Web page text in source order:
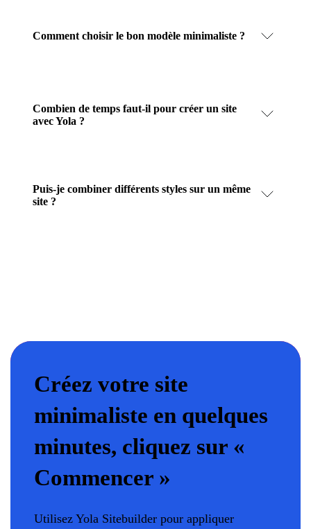
Comment choisir le bon modèle minimaliste ?
Combien de temps faut-il pour créer un site
avec Yola ?
Puis-je combiner différents styles sur un même
site ?
Créez votre site
minimaliste en quelques
minutes, cliquez sur «
Commencer »
Utilisez Yola Sitebuilder pour appliquer